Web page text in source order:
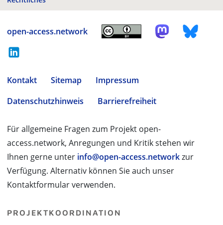
open-access.network
Kontakt Sitemap
Impressum
Datenschutzhinweis
Barrierefreiheit
Für allgemeine Fragen zum Projekt open-
access.network, Anregungen und Kritik stehen wir
Ihnen gerne unter info@open-access.networkzur
Verfügung. Alternativ können Sie auch unser
Kontaktformular verwenden.
PROJEKTKOORDINATION